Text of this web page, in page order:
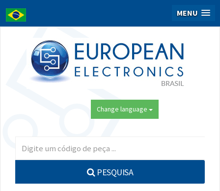
MENU
Change language
PESQUISA